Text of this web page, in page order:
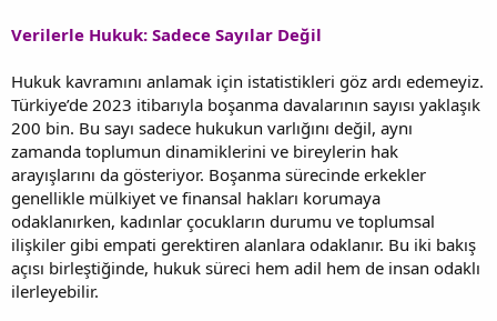
Verilerle Hukuk: Sadece Sayılar Değil
Hukuk kavramını anlamak için istatistikleri göz ardı edemeyiz.
Türkiye’de 2023 itibarıyla boşanma davalarının sayısı yaklaşık
200 bin. Bu sayı sadece hukukun varlığını değil, aynı
zamanda toplumun dinamiklerini ve bireylerin hak
arayışlarını da gösteriyor. Boşanma sürecinde erkekler
genellikle mülkiyet ve finansal hakları korumaya
odaklanırken, kadınlar çocukların durumu ve toplumsal
ilişkiler gibi empati gerektiren alanlara odaklanır. Bu iki bakış
açısı birleştiğinde, hukuk süreci hem adil hem de insan odaklı
ilerleyebilir.